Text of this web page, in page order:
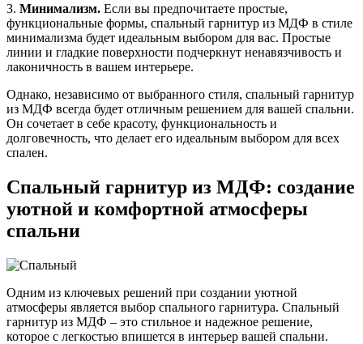
3. Минимализм. Если вы предпочитаете простые,
функциональные формы, спальный гарнитур из МДФ в стиле
минимализма будет идеальным выбором для вас. Простые
линии и гладкие поверхности подчеркнут ненавязчивость и
лаконичность в вашем интерьере.
Однако, независимо от выбранного стиля, спальный гарнитур
из МДФ всегда будет отличным решением для вашей спальни.
Он сочетает в себе красоту, функциональность и
долговечность, что делает его идеальным выбором для всех
спален.
Спальный гарнитур из МДФ: создание
уютной и комфортной атмосферы
спальни
Одним из ключевых решений при создании уютной
атмосферы является выбор спального гарнитура. Спальный
гарнитур из МДФ – это стильное и надежное решение,
которое с легкостью впишется в интерьер вашей спальни.